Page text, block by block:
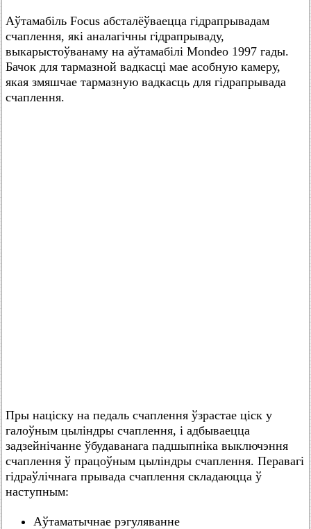
Аўтамабіль Focus абсталёўваецца гідрапрывадам
счаплення, які аналагічны гідрапрываду,
выкарыстоўванаму на аўтамабілі Mondeo 1997 гады.
Бачок для тармазной вадкасці мае асобную камеру,
якая змяшчае тармазную вадкасць для гідрапрывада
счаплення.
Пры націску на педаль счаплення ўзрастае ціск у
галоўным цыліндры счаплення, і адбываецца
задзейнічанне ўбудаванага падшыпніка выключэння
счаплення ў працоўным цыліндры счаплення. Перавагі
гідраўлічнага прывада счаплення складаюцца ў
наступным:
Аўтаматычнае рэгуляванне